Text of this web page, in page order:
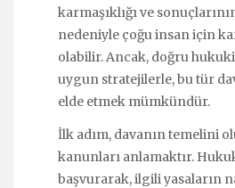
karmaşıklığı ve
nedeniyle çoğu insan için
olabilir. Ancak, doğru
uygun stratejilerle, bu tür
elde etmek mümkündür.
İlk adım, davanın temelini
kanunları anlamaktır.
başvurarak, ilgili yasaların